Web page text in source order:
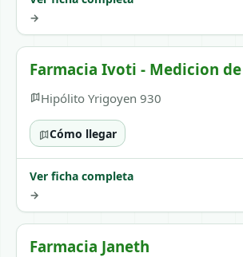
→
Farmacia Ivoti - Medicion
Hipólito Yrigoyen 930
Cómo llegar
Ver ficha completa
→
Farmacia Janeth